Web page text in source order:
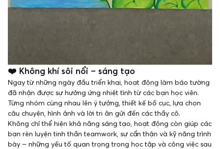
❤️ Không khí sôi nổi – sáng tạo
Ngay từ những ngày đầu triển khai, hoạt động làm báo tường
đã nhận được sự hưởng ứng nhiệt tình từ các bạn học viên.
Từng nhóm cùng nhau lên ý tưởng, thiết kế bố cục, lựa chọn
câu chuyện, hình ảnh và lời tri ân gửi đến các thầy cô.
Không chỉ thể hiện khả năng sáng tạo, hoạt động còn giúp các
bạn rèn luyện tinh thần teamwork, sự cẩn thận và kỹ năng trình
bày – những yếu tố quan trọng trong học tập và công việc sau